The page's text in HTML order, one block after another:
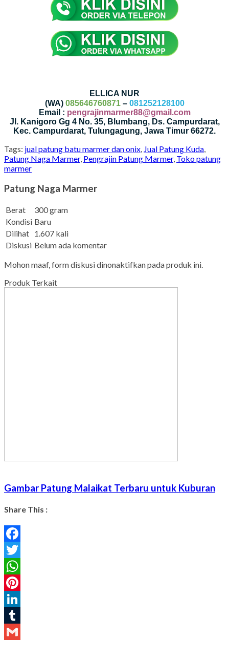
ELLICA NUR
(WA) 085646760871– 081252128100
Email : pengrajinmarmer88@gmail.com
Jl. Kanigoro Gg 4 No. 35, Blumbang, Ds. Campurdarat,
Kec. Campurdarat, Tulungagung, Jawa Timur 66272.
Tags: jual patung batu marmer dan onix, Jual Patung Kuda,
Patung Naga Marmer, Pengrajin Patung Marmer, Toko patung
marmer
Patung Naga Marmer
Berat
300 gram
Kondisi Baru
Dilihat 1.607 kali
Diskusi Belum ada komentar
Mohon maaf, form diskusi dinonaktifkan pada produk ini.
Produk Terkait
Gambar Patung Malaikat Terbaru untuk Kuburan
Share This :
Facebook
Twitter
WhatsApp
Pinterest
LinkedIn
Tumblr